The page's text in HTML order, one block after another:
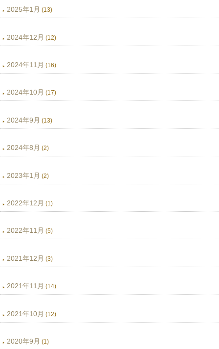
2025年1月 (13)
2024年12月 (12)
2024年11月 (16)
2024年10月 (17)
2024年9月 (13)
2024年8月 (2)
2023年1月 (2)
2022年12月 (1)
2022年11月 (5)
2021年12月 (3)
2021年11月 (14)
2021年10月 (12)
2020年9月 (1)